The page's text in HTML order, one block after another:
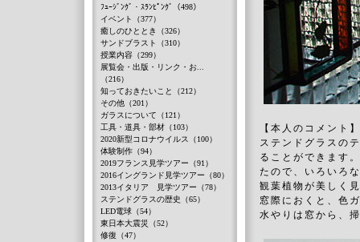
【本人のコメント】
ステンドグラスの
ることができます。
たので、いろいろ
観葉植物が美しく
窓際におくと、色
水やりは窓から、
ﾌｭｰｼﾞﾝｸﾞ・ｽﾗﾝﾋﾟﾝｸﾞ（498）
イベント（377）
癒しのひととき（326）
サンドブラスト（310）
授業内容（299）
展覧会・出版・リンク・お...
（216）
知っておきたいこと（212）
その他（201）
ガラスについて（121）
工具・道具・部材（103）
2020新型コロナウイルス（100）
体験制作（94）
2019フランス見学ツアー（91）
2016イングランド見学ツアー（80）
2013イタリア 見学ツアー（78）
ステンドグラスの歴史（65）
LED電球（54）
東日本大震災（52）
修復（47）